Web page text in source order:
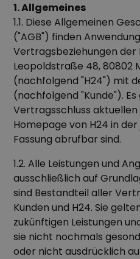
1. Allgemeines
1.1. Diese Allgemeinen
("AGB") finden
Vertragsbeziehungen der
Leopoldstraße 48, 80802
(nachfolgend "H24") mit
(nachfolgend "Kunde").
Vertragsschluss aktuellen
Homepage von H24 in
Fassung abrufbar sind.
1.2. Alle Leistungen und
ausschließlich auf
sind Bestandteil aller
Kunden und H24. Sie
zukünftigen Leistungen
sie nicht nochmals
oder nicht ausdrücklich